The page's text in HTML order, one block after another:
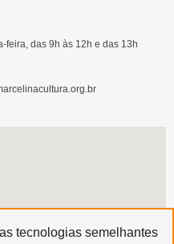
feira, das 9h às 12h e das 13h
tecnologias semelhantes